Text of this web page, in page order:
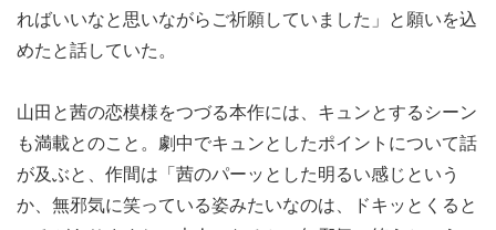
ればいいなと思いながらご祈願していました」と願いを込
めたと話していた。
山田と茜の恋模様をつづる本作には、キュンとするシーン
も満載とのこと。劇中でキュンとしたポイントについて話
が及ぶと、作間は「茜のパーッとした明るい感じという
か、無邪気に笑っている姿みたいなのは、ドキッとくると